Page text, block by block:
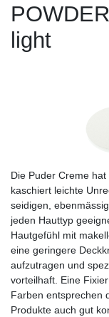
light
Die Puder Creme
kaschiert leichte
seidigen,
jeden Hauttyp
Hautgefühl mit
eine geringere
aufzutragen und
vorteilhaft. Eine
Farben entsprechen
Produkte auch gut